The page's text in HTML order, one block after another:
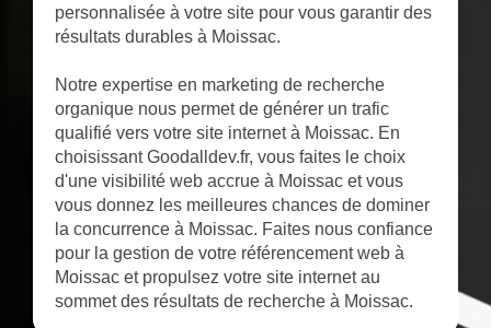
personnalisée à votre site pour vous garantir des
résultats durables à Moissac.
Notre expertise en marketing de recherche
organique nous permet de générer un trafic
qualifié vers votre site internet à Moissac. En
choisissant Goodalldev.fr, vous faites le choix
d'une visibilité web accrue à Moissac et vous
vous donnez les meilleures chances de dominer
la concurrence à Moissac. Faites nous confiance
pour la gestion de votre référencement web à
Moissac et propulsez votre site internet au
sommet des résultats de recherche à Moissac.